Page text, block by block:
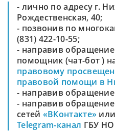
- лично по адресу г.
Рождественская, 40;
- позвонив по
(831) 422-10-55;
- направив
помощник (чат-бот )
правовому
правовой помощи в
- направив
- направив
сетей «ВКонтакте» или
Telegram-канал ГБУ